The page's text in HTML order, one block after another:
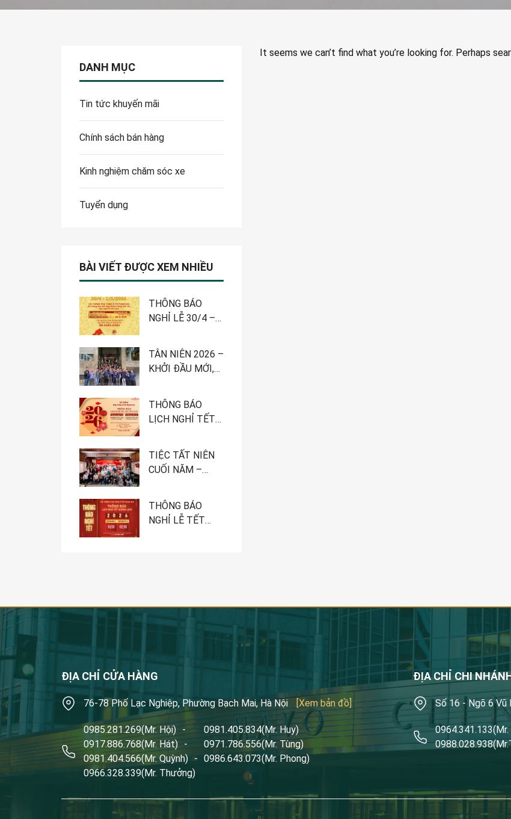
DANH MỤC
Tin tức khuyến mãi
Chính sách bán hàng
Kinh nghiệm chăm sóc xe
Tuyển dụng
BÀI VIẾT ĐƯỢC XEM NHIỀU
THÔNG BÁO
NGHỈ LỄ 30/4 –
TÂN NIÊN 2026 –
KHỞI ĐẦU MỚI,
THÔNG BÁO
LỊCH NGHỈ TẾT
2026 – HỆ
THỐNG PHỤ
TIỆC TẤT NIÊN
CUỐI NĂM –
NHÌN LẠI MỘT
NĂM PHÁT
THÔNG BÁO
NGHỈ LỄ TẾT
It seems we can’t find what you’re looking for. Perhaps
ĐỊA CHỈ CỬA HÀNG
76-78 Phố Lạc Nghiệp, Phường Bạch Mai, Hà Nội [Xem bản đồ]
0985.281.269(Mr. Hội) - 0981.405.834(Mr. Huy)
0917.886.768(Mr. Hát) - 0971.786.556(Mr. Tùng)
0981.404.566(Mr. Quỳnh) - 0986.643.073(Mr. Phong)
0966.328.339(Mr. Thưởng)
ĐỊA CHỈ CHI
Số 16 - Ngõ 6 Vũ
0964.341.133
0988.028.938